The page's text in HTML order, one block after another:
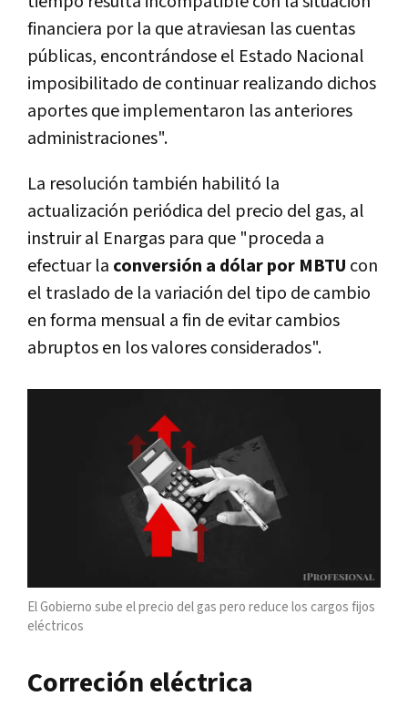
financiera por la que atraviesan las cuentas
públicas, encontrándose el Estado Nacional
imposibilitado de continuar realizando dichos
aportes que implementaron las anteriores
administraciones".
La resolución también habilitó la
actualización periódica del precio del gas, al
instruir al Enargas para que "proceda a
efectuar la conversión a dólar por MBTU con
el traslado de la variación del tipo de cambio
en forma mensual a fin de evitar cambios
abruptos en los valores considerados".
El Gobierno sube el precio del gas pero reduce los cargos fijos
eléctricos
Correción eléctrica